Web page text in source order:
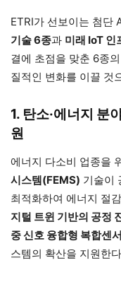
ETRI가 선보이는 첨단
기술 6종과 미래 IoT 인
결에 초점을 맞춘 6종
질적인 변화를 이끌 것
1. 탄소·에너지 분
원
에너지 다소비 업종을
시스템(FEMS) 기술이
최적화하여 에너지 절
지털 트윈 기반의 공정
중 신호 융합형 복합센
스템의 확산을 지원한